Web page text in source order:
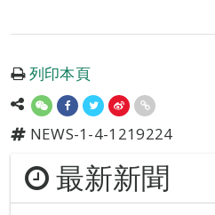
列印本頁
NEWS-1-4-1219224
最新新聞